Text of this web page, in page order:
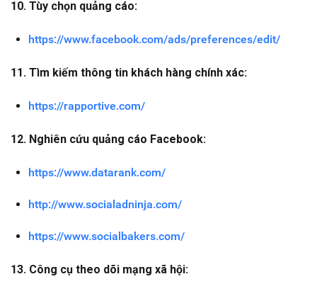
10. Tùy chọn quảng cáo:
https://www.facebook.com/ads/preferences/edit/
11. Tìm kiếm thông tin khách hàng chính xác:
https://rapportive.com/
12. Nghiên cứu quảng cáo Facebook:
https://www.datarank.com/
http://www.socialadninja.com/
https://www.socialbakers.com/
13. Công cụ theo dõi mạng xã hội: